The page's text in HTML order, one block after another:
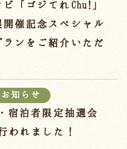
「ゴジてれChu!」
開催記念スペシャル
ランをご紹介いただ
お知らせ
宿泊者限定抽選会
われました！